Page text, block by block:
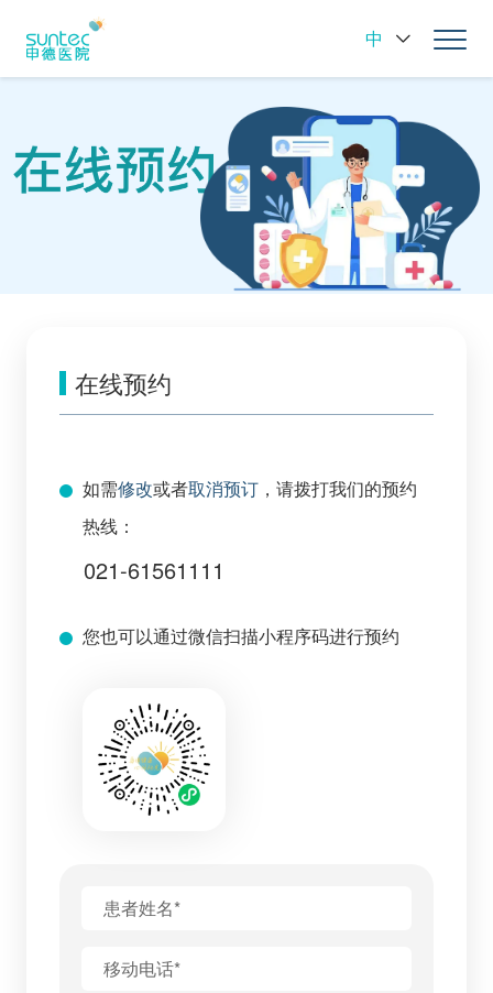
中
在线预约
如需修改或者取消预订 ，请拨打我们的预约
热线：
021-61561111
您也可以通过微信扫描小程序码进行预约
患者姓名*
移动电话*